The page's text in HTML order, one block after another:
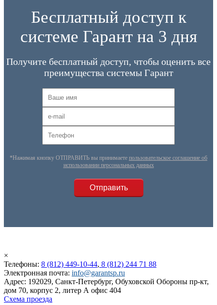
Бесплатный доступ к
системе Гарант на 3 дня
Получите бесплатный доступ, чтобы оценить все
преимущества системы Гарант
*Нажимая кнопку ОТПРАВИТЬ вы принимаете пользовательское соглашение об
использовании персональных данных
×
Телефоны: 8 (812) 449-10-44, 8 (812) 244 71 88
Электронная почта: info@garantsp.ru
Адрес: 192029, Санкт-Петербург, Обуховской Обороны пр-кт,
дом 70, корпус 2, литер А офис 404
Схема проезда